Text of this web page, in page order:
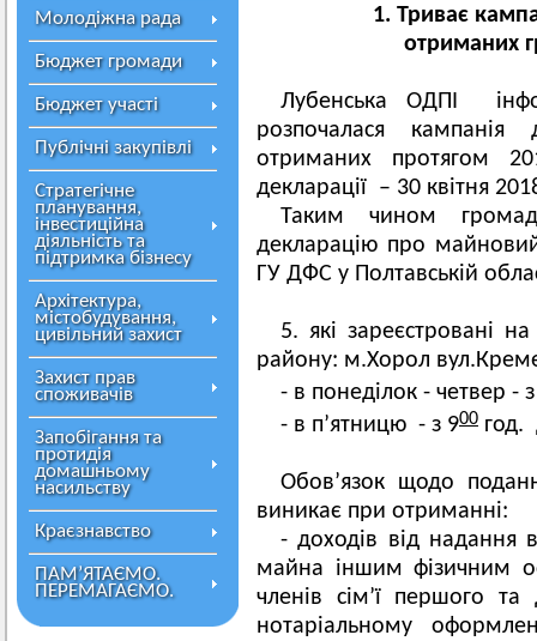
Молодіжна рада
Бюджет громади
Бюджет участі
Публічні закупівлі
Стратегічне
планування,
інвестиційна
діяльність та
підтримка бізнесу
Архітектура,
містобудування,
цивільний захист
Захист прав
споживачів
Запобігання та
протидія
домашньому
насильству
Краєзнавство
ПАМ’ЯТАЄМО.
ПЕРЕМАГАЄМО.
1. Триває
отриманих
Лубенська ОДПІ
розпочалася кампанія
отриманих протягом
декларації – 30 квітня
Таким чином
декларацію про
ГУ ДФС у Полтавській
5. які зареєстровані
району: м.Хорол
- в понеділок - четвер -
- в п’ятницю - з 900 год.
Обов’язок щодо
виникає при отриманні:
- доходів від надання
майна іншим фізичним
членів сім’ї першого та
нотаріальному